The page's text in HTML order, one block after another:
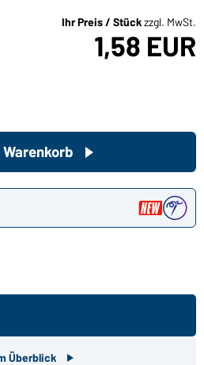
Ihr Preis / Stückzzgl. MwSt.
1,58 EUR
Warenkorb
Überblick